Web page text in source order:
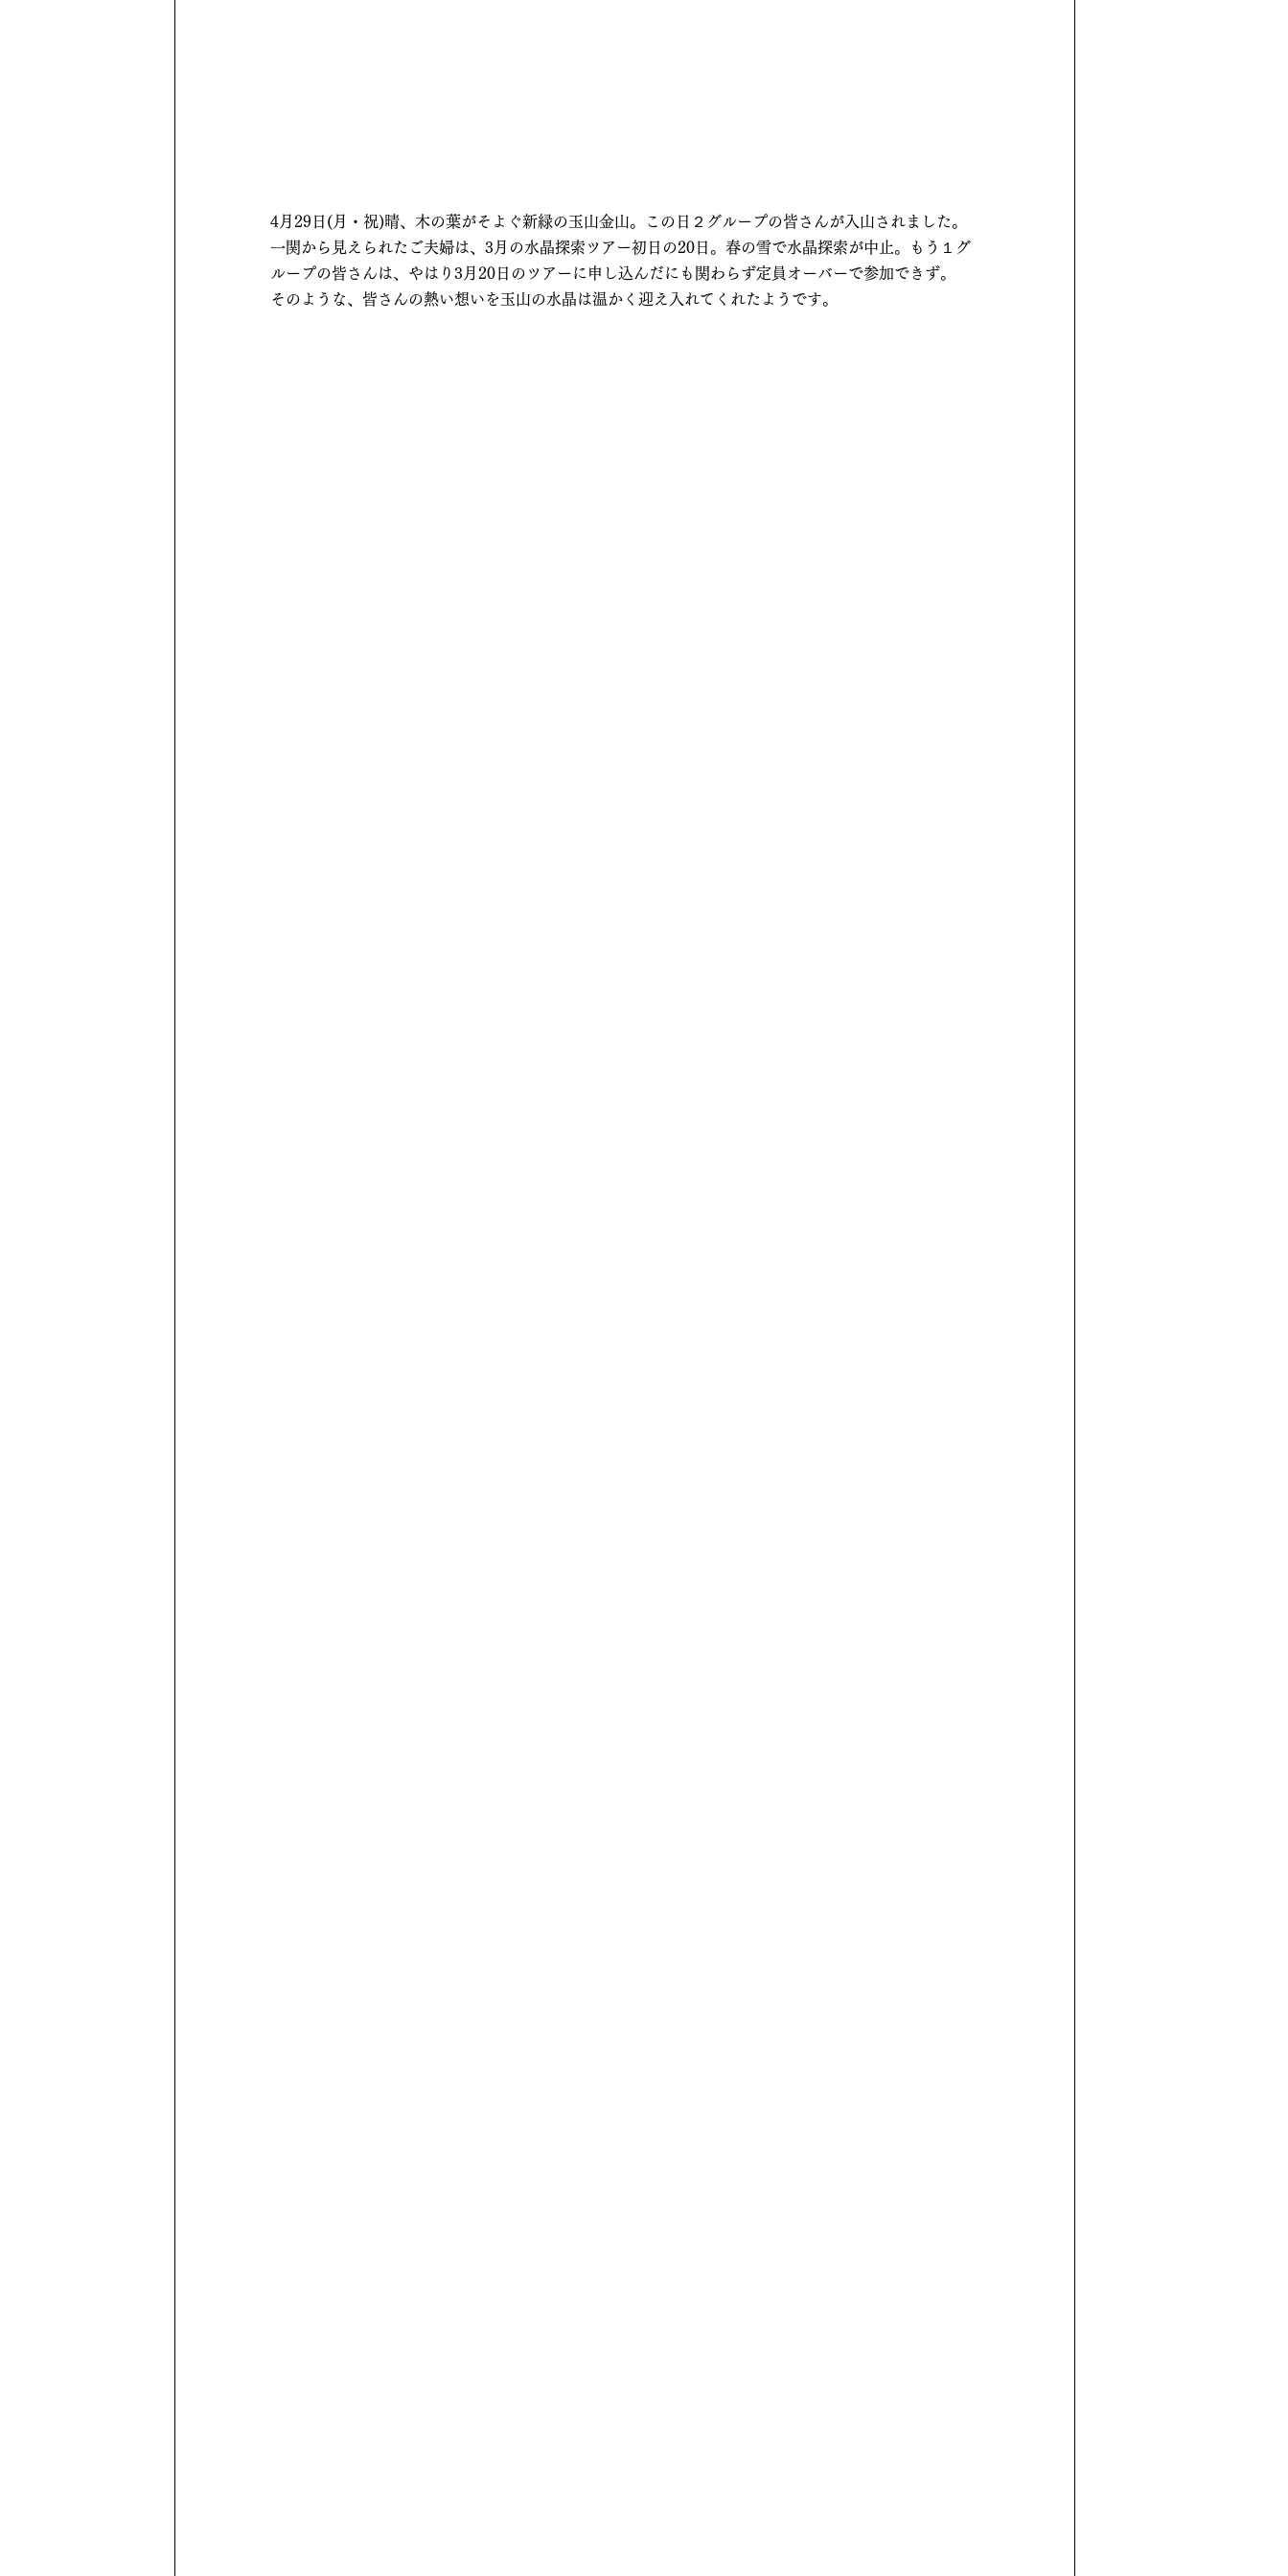
4月29日(月・祝)晴、木の葉がそよぐ新緑の玉山金山。この日２グループの皆さんが入山されました。
一関から見えられたご夫婦は、3月の水晶探索ツアー初日の20日。春の雪で水晶探索が中止。もう１グ
ループの皆さんは、やはり3月20日のツアーに申し込んだにも関わらず定員オーバーで参加できず。
そのような、皆さんの熱い想いを玉山の水晶は温かく迎え入れてくれたようです。